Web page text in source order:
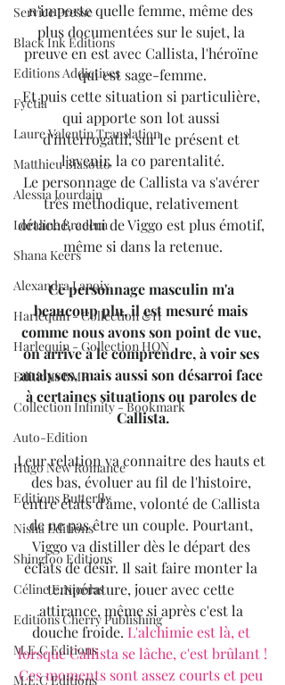
Service Presse
Black Ink Editions
Editions Addictives
Fyctia
Laure Valentin Translation
Matthieu Biasotto
Alessia Jourdain
Loraline Bradern
Shana Keers
Alexandra Lanoix
Harlequin - Collection &H
Harlequin - Collection HQN
Editions BMR
Collection Infinity - Bookmark
Auto-Edition
Hugo New Romance
Editions Butterfly
Nisha Editions
Shingfoo Editions
Céline E.Nicolas
Editions Cherry Publishing
M.E.C Editions
M.E.C Editions
n'importe quelle femme, même des
plus documentées sur le sujet, la
preuve en est avec Callista, l'héroïne
qui est sage-femme.
Et puis cette situation si particulière,
qui apporte son lot aussi
d'interrogatif, sur le présent et
l'avenir, la co parentalité.
Le personnage de Callista va s'avérer
très méthodique, relativement
détaché, celui de Viggo est plus émotif,
même si dans la retenue.
Ce personnage masculin m'a
beaucoup plu, il est mesuré mais
comme nous avons son point de vue,
on arrive à le comprendre, à voir ses
analyses, mais aussi son désarroi face
à certaines situations ou paroles de
Callista.
Leur relation va connaitre des hauts et
des bas, évoluer au fil de l'histoire,
entre états d'âme, volonté de Callista
de ne pas être un couple. Pourtant,
Viggo va distiller dès le départ des
éclats de désir. Il sait faire monter la
température, jouer avec cette
attirance, même si après c'est la
douche froide. L'alchimie est là, et
lorsque Callista se lâche, c'est brûlant !
Ces moments sont assez courts et peu